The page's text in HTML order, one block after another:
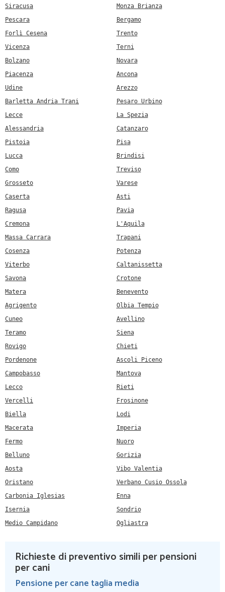
Siracusa
Monza Brianza
Pescara
Bergamo
Forlì Cesena
Trento
Vicenza
Terni
Bolzano
Novara
Piacenza
Ancona
Udine
Arezzo
Barletta Andria Trani
Pesaro Urbino
Lecce
La Spezia
Alessandria
Catanzaro
Pistoia
Pisa
Lucca
Brindisi
Como
Treviso
Grosseto
Varese
Caserta
Asti
Ragusa
Pavia
Cremona
L'Aquila
Massa Carrara
Trapani
Cosenza
Potenza
Viterbo
Caltanissetta
Savona
Crotone
Matera
Benevento
Agrigento
Olbia Tempio
Cuneo
Avellino
Teramo
Siena
Rovigo
Chieti
Pordenone
Ascoli Piceno
Campobasso
Mantova
Lecco
Rieti
Vercelli
Frosinone
Biella
Lodi
Macerata
Imperia
Fermo
Nuoro
Belluno
Gorizia
Aosta
Vibo Valentia
Oristano
Verbano Cusio Ossola
Carbonia Iglesias
Enna
Isernia
Sondrio
Medio Campidano
Ogliastra
Richieste di preventivo simili per pensioni
per cani
Pensione per cane taglia media